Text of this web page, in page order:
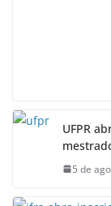
UFPR
5 de